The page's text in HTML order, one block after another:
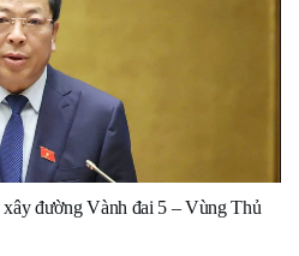
đường Vành đai 5 – Vùng Thủ